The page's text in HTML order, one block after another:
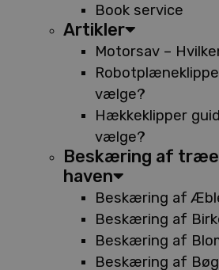
Book service
Artikler
Motorsav –
vælge?
Hækkeklipper
vælge?
Beskæring af
haven
Beskæring af
Beskæring af
Beskæring af
Beskæring af